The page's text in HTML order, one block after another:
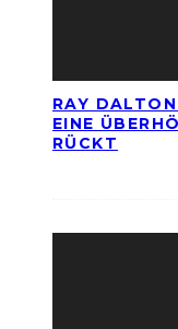
RAY
EINE
RÜCKT